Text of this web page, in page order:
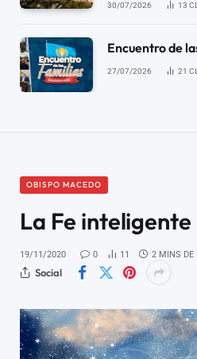
30/07/2026 13
Encuentro de
27/07/2026 21
OBISPO MACEDO
La Fe inteligente
19/11/2020 0 11 2 MINS DE
Social